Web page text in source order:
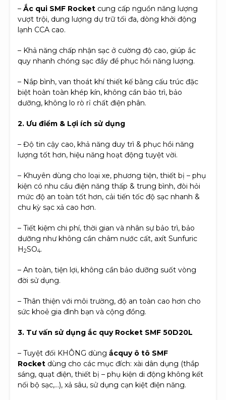
– Ắc qui SMF Rocket cung cấp nguồn năng lượng
vượt trội, dung lượng dự trữ tối đa, dòng khởi động
lạnh CCA cao.
– Khả năng chấp nhận sạc ở cường độ cao, giúp ắc
quy nhanh chóng sạc đầy để phục hồi năng lượng.
– Nắp bình, van thoát khí thiết kế bằng cấu trúc đặc
biệt hoàn toàn khép kín, không cần bảo trì, bảo
dưỡng, không lo rò rỉ chất điện phân.
2. Ưu điểm & Lợi ích sử dụng
– Độ tin cậy cao, khả năng duy trì & phục hồi năng
lượng tốt hơn, hiệu năng hoạt động tuyệt vời.
– Khuyên dùng cho loại xe, phương tiện, thiết bị – phụ
kiện có nhu cầu điện năng thấp & trung bình, đòi hỏi
mức độ an toàn tốt hơn, cải tiến tốc độ sạc nhanh &
chu kỳ sạc xả cao hơn.
– Tiết kiệm chi phí, thời gian và nhân sự bảo trì, bảo
dưỡng như không cần châm nước cất, axít Sunfuric
H2SO4.
– An toàn, tiện lợi, không cần bảo dưỡng suốt vòng
đời sử dụng.
– Thân thiện với môi trường, độ an toàn cao hơn cho
sức khoẻ gia đình bạn và cộng đồng.
3. Tư vấn sử dụng ắc quy Rocket SMF 50D20L
– Tuyệt đối KHÔNG dùng ắcquy ô tô SMF
Rocket dùng cho các mục đích: xài dân dụng (thắp
sáng, quạt điện, thiết bị – phụ kiện di động không kết
nối bộ sạc,…), xả sâu, sử dụng cạn kiệt điện năng.